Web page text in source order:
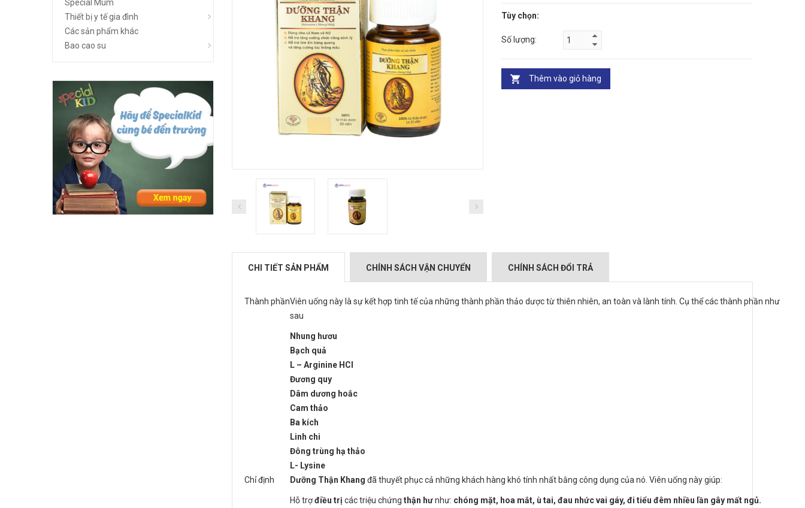
Special Mum
Thiết bị y tế gia đình
Các sản phẩm khác
Bao cao su
Tùy chọn:
Số lượng:
Thêm vào giỏ hàng
CHI TIẾT SẢN PHẨM CHÍNH SÁCH VẬN CHUYỂN CHÍNH SÁCH ĐỔI TRẢ
Thành phầnViên uống này là sự kết hợp tinh tế của những thành phần thảo dược từ thiên nhiên, an toàn và lành tính. Cụ thể các thành phần như
sau
Nhung hươu
Bạch quả
L – Arginine HCl
Đương quy
Dâm dương hoắc
Cam thảo
Ba kích
Linh chi
Đông trùng hạ thảo
L- Lysine
Chỉ định
Dưỡng Thận Khang đã thuyết phục cả những khách hàng khó tính nhất bằng công dụng của nó. Viên uống này giúp:
Hỗ trợđiều trị các triệu chứng thận hưnhư: chóng mặt, hoa mắt, ù tai, đau nhức vai gáy, đi tiểu đêm nhiều lần gây mất ngủ.